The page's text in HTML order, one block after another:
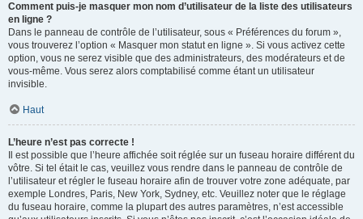
Comment puis-je masquer mon nom d’utilisateur de la liste des utilisateurs
en ligne ?
Dans le panneau de contrôle de l’utilisateur, sous « Préférences du forum »,
vous trouverez l’option « Masquer mon statut en ligne ». Si vous activez cette
option, vous ne serez visible que des administrateurs, des modérateurs et de
vous-même. Vous serez alors comptabilisé comme étant un utilisateur
invisible.
Haut
L’heure n’est pas correcte !
Il est possible que l’heure affichée soit réglée sur un fuseau horaire différent du
vôtre. Si tel était le cas, veuillez vous rendre dans le panneau de contrôle de
l’utilisateur et régler le fuseau horaire afin de trouver votre zone adéquate, par
exemple Londres, Paris, New York, Sydney, etc. Veuillez noter que le réglage
du fuseau horaire, comme la plupart des autres paramètres, n’est accessible